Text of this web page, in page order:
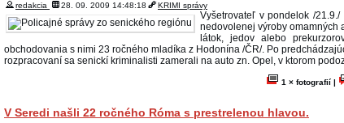
redakcia 28. 09. 2009 14:48:18 KRIMI správy
Vyšetrovateľ v pondelok /
nedovolenej výroby omamných
látok, jedov alebo
obchodovania s nimi 23 ročného mladíka z Hodonína /ČR/. Po
rozpracovaní sa senickí kriminalisti zamerali na auto zn. Opel, v ktorom
1 × fotografií |
V Seredi našli 22 ročného Róma s prestrelenou hlavou.